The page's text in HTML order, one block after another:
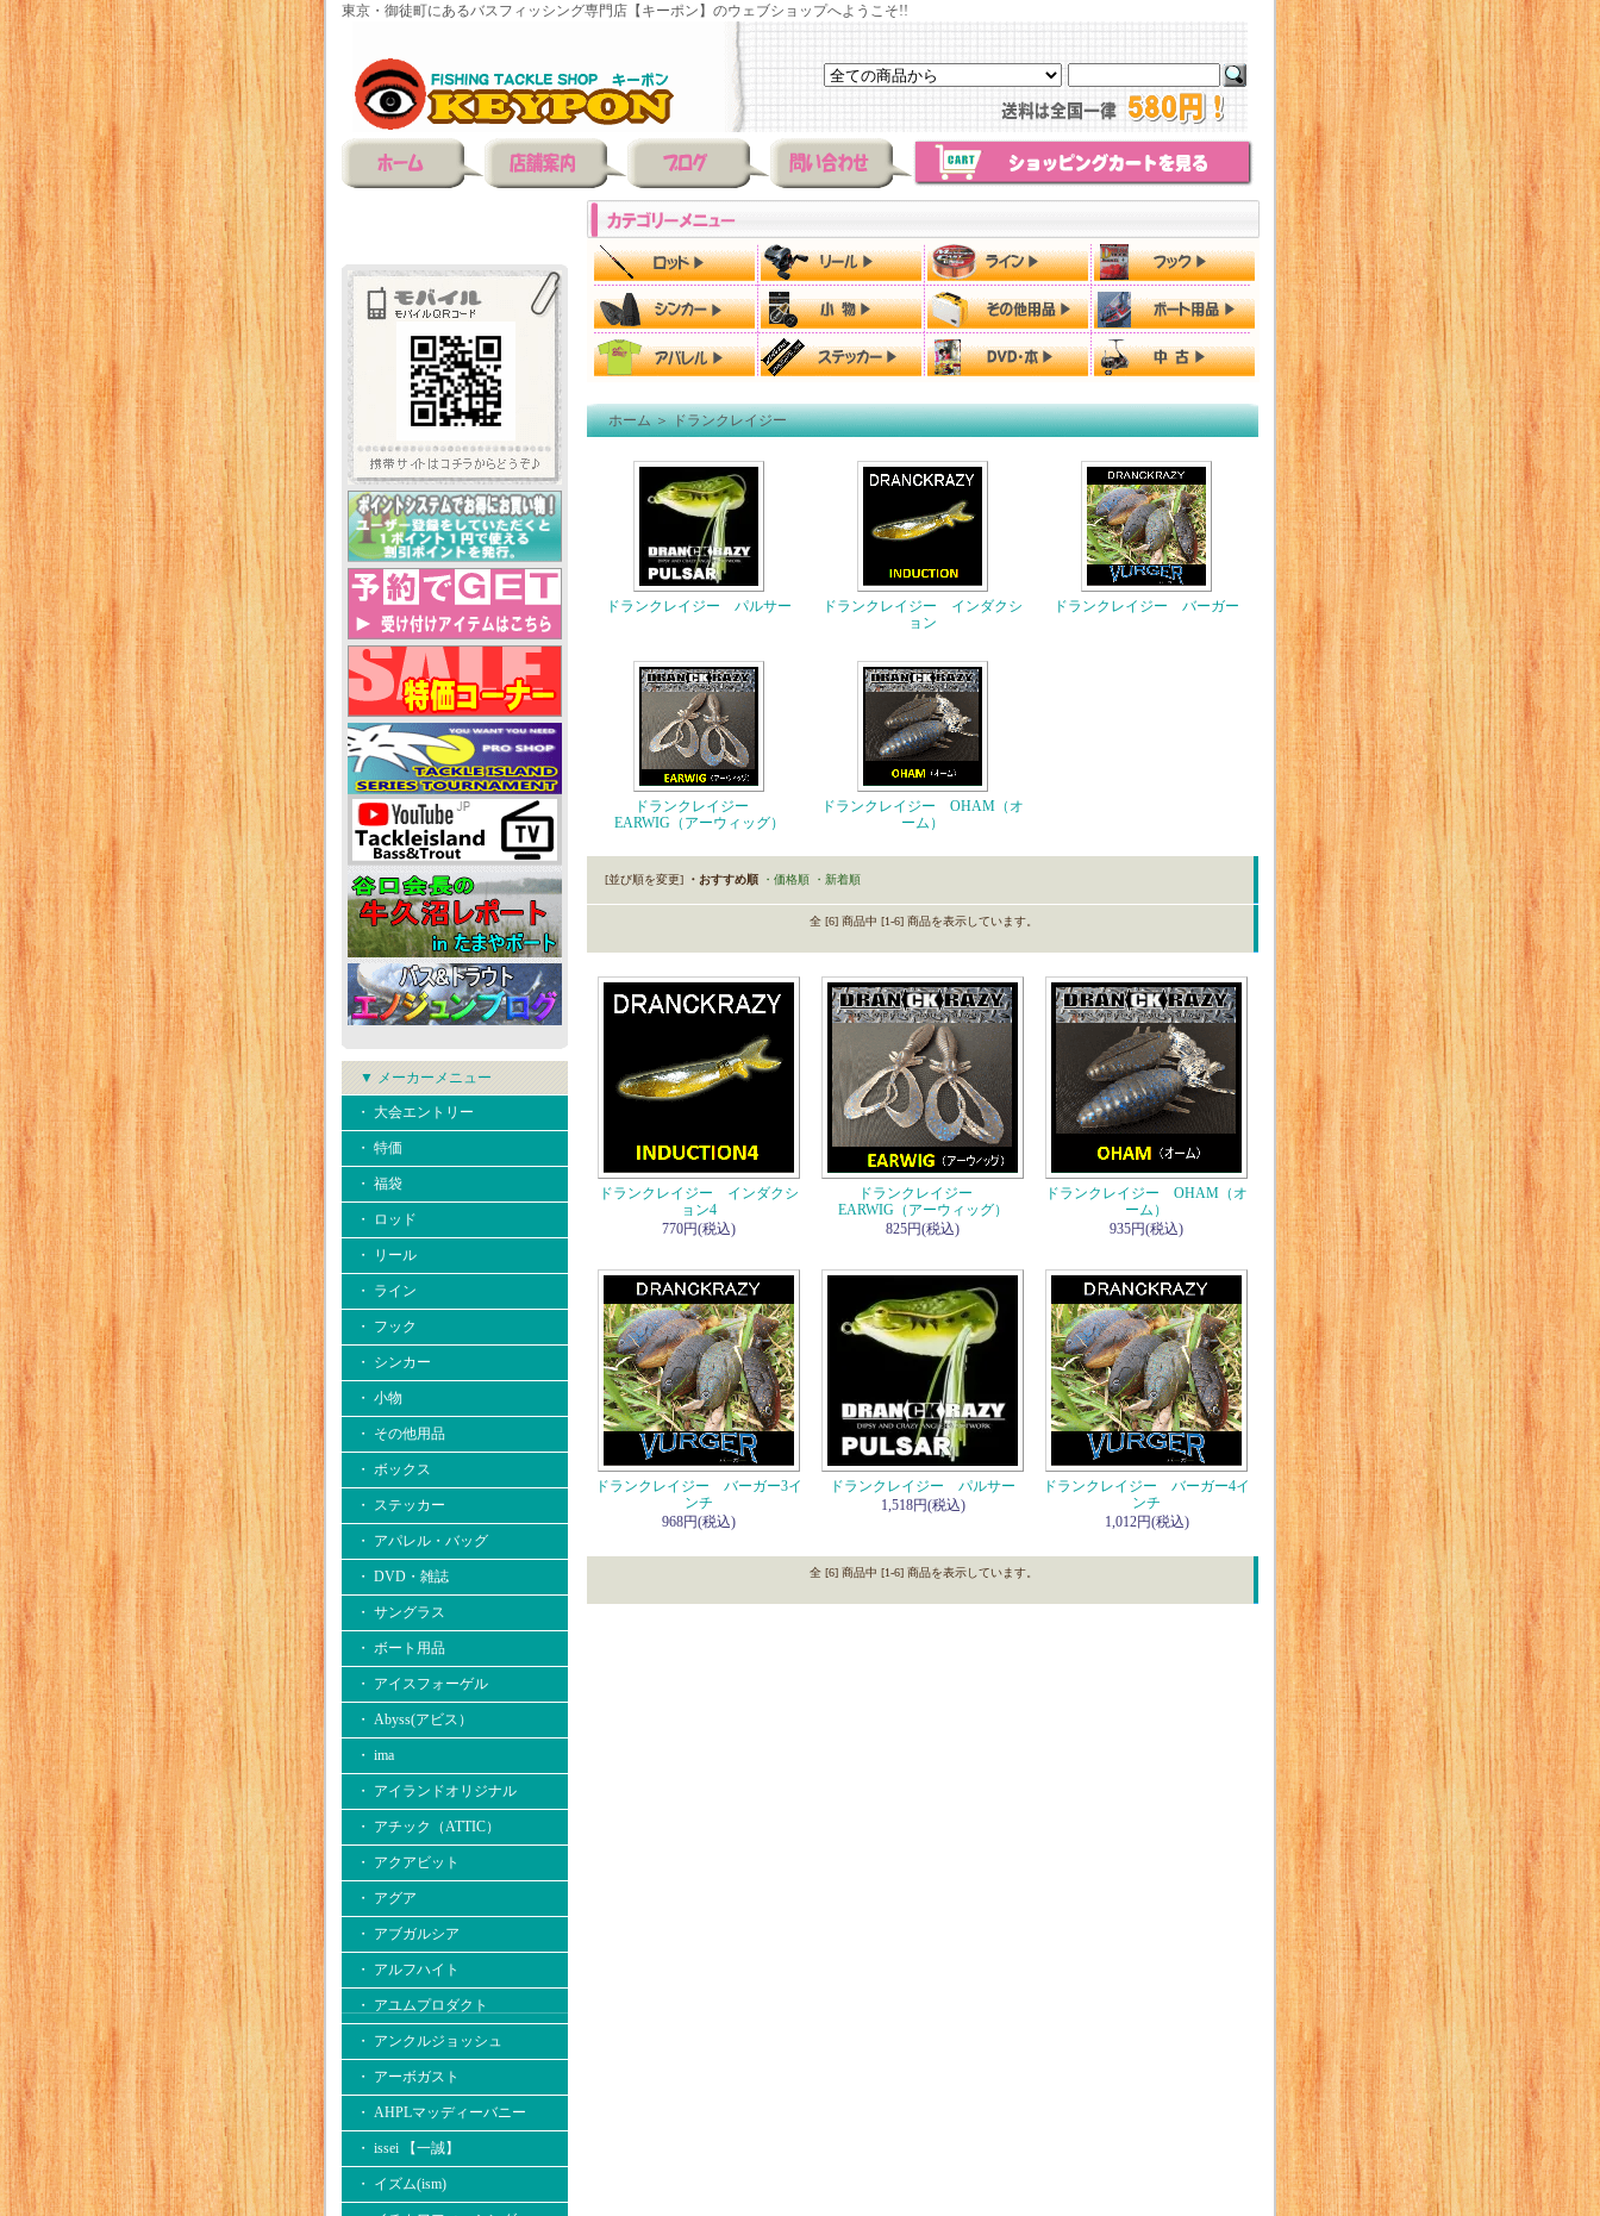
東京・御徒町にあるバスフィッシング専門店【キーポン】のウェブショップへようこそ!!
▼ メーカーメニュー
・ 大会エントリー
・ 特価
・ 福袋
・ ロッド
・ リール
・ ライン
・ フック
・ シンカー
・ 小物
・ その他用品
・ ボックス
・ ステッカー
・ アパレル・バッグ
・ DVD・雑誌
・ サングラス
・ ボート用品
・ アイスフォーゲル
・ Abyss(アビス）
・ ima
・ アイランドオリジナル
・ アチック（ATTIC）
・ アクアビット
・ アグア
・ アブガルシア
・ アルフハイト
・ アユムプロダクト
・ アンクルジョッシュ
・ アーボガスト
・ AHPLマッディーバニー
・ issei 【一誠】
・ イズム(ism)
ホーム＞ドランクレイジー
ドランクレイジー パルサー
ドランクレイジー インダクシ
ョン
ドランクレイジー バーガー
ドランクレイジー
EARWIG（アーウィッグ）
ドランクレイジー OHAM（オ
ーム）
[並び順を変更] ・おすすめ順 ・価格順 ・新着順
全 [6] 商品中 [1-6] 商品を表示しています。
ドランクレイジー インダクシ
ョン4
770円(税込)
ドランクレイジー
EARWIG（アーウィッグ）
825円(税込)
ドランクレイジー OHAM（オ
ーム）
935円(税込)
ドランクレイジー バーガー3イ
ンチ
968円(税込)
ドランクレイジー パルサー
1,518円(税込)
ドランクレイジー バーガー4イ
ンチ
1,012円(税込)
全 [6] 商品中 [1-6] 商品を表示しています。